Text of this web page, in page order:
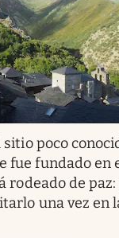
sitio poco
fue fundado en
rodeado de
una vez en